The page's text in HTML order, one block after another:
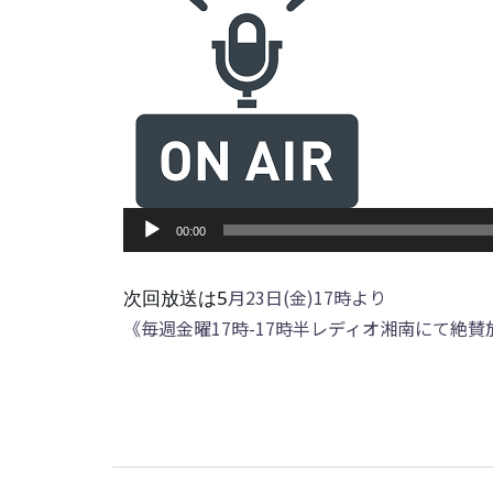
声
レ
ー
00:00
次回放送は5月23日(金)17時より
《毎週金曜17時-17時半レディオ湘南にて絶賛